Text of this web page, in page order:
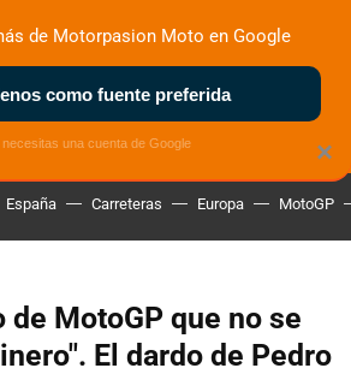
DEPORTIVAS MOTOS ELÉCTRICAS
España Carreteras Europa MotoGP
de MotoGP que no se
El dardo de Pedro
×
de Motorpasion Moto en Google
como fuente preferida
necesitas una cuenta de Google